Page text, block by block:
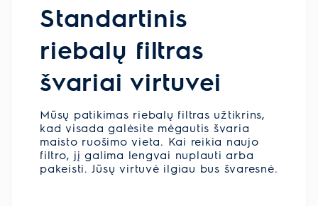
Standartinis
riebalų filtras
švariai virtuvei
Mūsų patikimas riebalų filtras užtikrins,
kad visada galėsite mėgautis švaria
maisto ruošimo vieta. Kai reikia naujo
filtro, jį galima lengvai nuplauti arba
pakeisti. Jūsų virtuvė ilgiau bus švaresnė.